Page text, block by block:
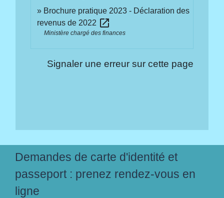
Brochure pratique 2023 - Déclaration des
revenus de 2022 open_in_new
Ministère chargé des finances
Signaler une erreur sur cette page
Demandes de carte d'identité et
passeport : prenez rendez-vous en
ligne